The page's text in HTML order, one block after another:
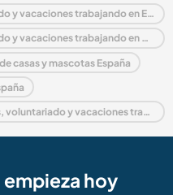
Alojamiento con familias, voluntariado y vacaciones trabajando en Europa
Alojamiento con familias, voluntariado y vacaciones trabajando en Catalonia
casas y mascotas España
Última hora Alojamiento con familias, voluntariado y vacaciones trabajando en España
hoy